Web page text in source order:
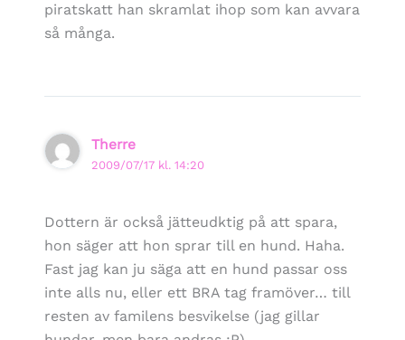
piratskatt han skramlat ihop som kan avvara
så många.
Therre
2009/07/17 kl. 14:20
Dottern är också jätteudktig på att spara,
hon säger att hon sprar till en hund. Haha.
Fast jag kan ju säga att en hund passar oss
inte alls nu, eller ett BRA tag framöver… till
resten av familens besvikelse (jag gillar